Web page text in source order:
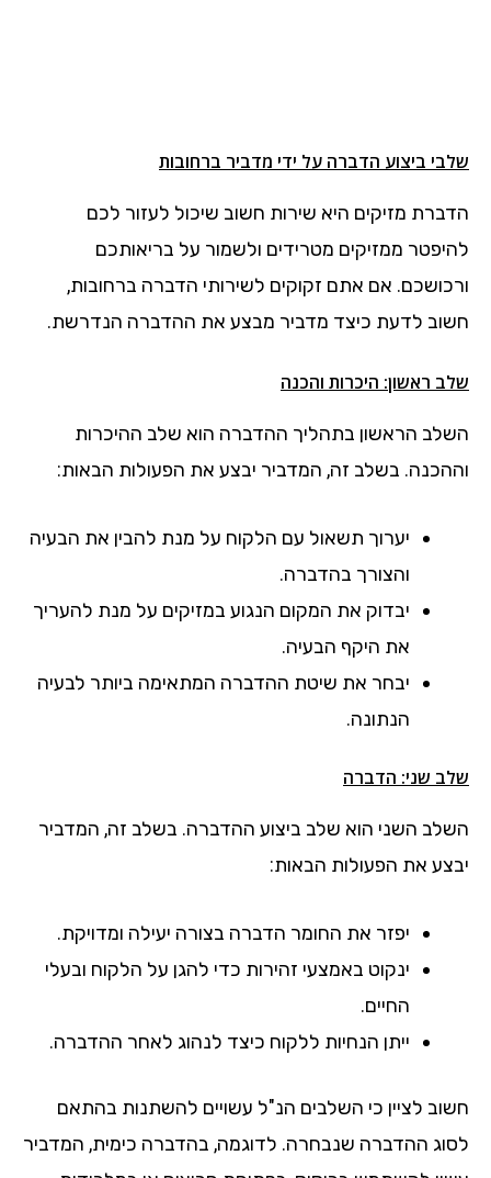
שלבי ביצוע הדברה על ידי מדביר ברחובות
הדברת מזיקים היא שירות חשוב שיכול לעזור לכם
להיפטר ממזיקים מטרידים ולשמור על בריאותכם
ורכושכם. אם אתם זקוקים לשירותי הדברה ברחובות,
חשוב לדעת כיצד מדביר מבצע את ההדברה הנדרשת.
שלב ראשון: היכרות והכנה
השלב הראשון בתהליך ההדברה הוא שלב ההיכרות
וההכנה. בשלב זה, המדביר יבצע את הפעולות הבאות:
יערוך תשאול עם הלקוח על מנת להבין את הבעיה
והצורך בהדברה.
יבדוק את המקום הנגוע במזיקים על מנת להעריך
את היקף הבעיה.
יבחר את שיטת ההדברה המתאימה ביותר לבעיה
הנתונה.
שלב שני: הדברה
השלב השני הוא שלב ביצוע ההדברה. בשלב זה, המדביר
יבצע את הפעולות הבאות:
יפזר את החומר הדברה בצורה יעילה ומדויקת.
ינקוט באמצעי זהירות כדי להגן על הלקוח ובעלי
החיים.
ייתן הנחיות ללקוח כיצד לנהוג לאחר ההדברה.
חשוב לציין כי השלבים הנ"ל עשויים להשתנות בהתאם
לסוג ההדברה שנבחרה. לדוגמה, בהדברה כימית, המדביר